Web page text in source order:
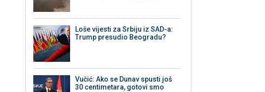
Loše vijesti za Srbiju iz SAD-a:
Trump presudio Beogradu?
Vučić: Ako se Dunav spusti još
30 centimetara, gotovi smo